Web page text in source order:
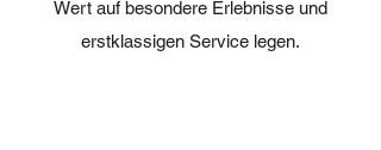
Wert auf besondere Erlebnisse und
erstklassigen Service legen.